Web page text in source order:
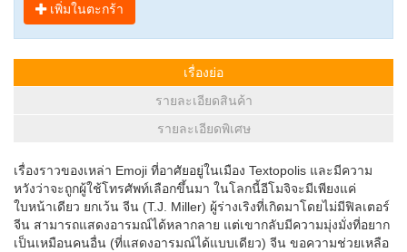
เพิ่มในตะกร้า
เรื่องย่อ
รายละเอียดสินค้า
รายละเอียดพิเศษ
เรื่องราวของเหล่า Emoji ที่อาศัยอยู่ในเมือง Textopolis และมีความ
หวังว่าจะถูกผู้ใช้โทรศัพท์เลือกขึ้นมา ในโลกนี้อีโมจิจะมีเพียงแค่
ใบหน้าเดียว ยกเว้น จีน (T.J. Miller) ผู้ร่างเริงที่เกิดมาโดยไม่มีฟิลเตอร์
จีน สามารถแสดงอารมณ์ได้หลากลาย แต่เขากลับมีความมุ่งมั่งที่อยาก
เป็นเหมือนคนอื่น (ที่แสดงอารมณ์ได้แบบเดียว) จีน ขอความช่วยเหลือ